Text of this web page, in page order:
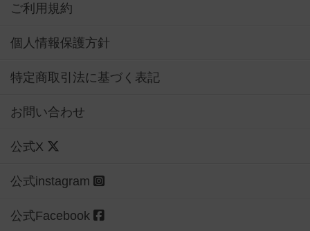
ご利用規約
個人情報保護方針
特定商取引法に基づく表記
お問い合わせ
公式X
公式instagram
公式Facebook